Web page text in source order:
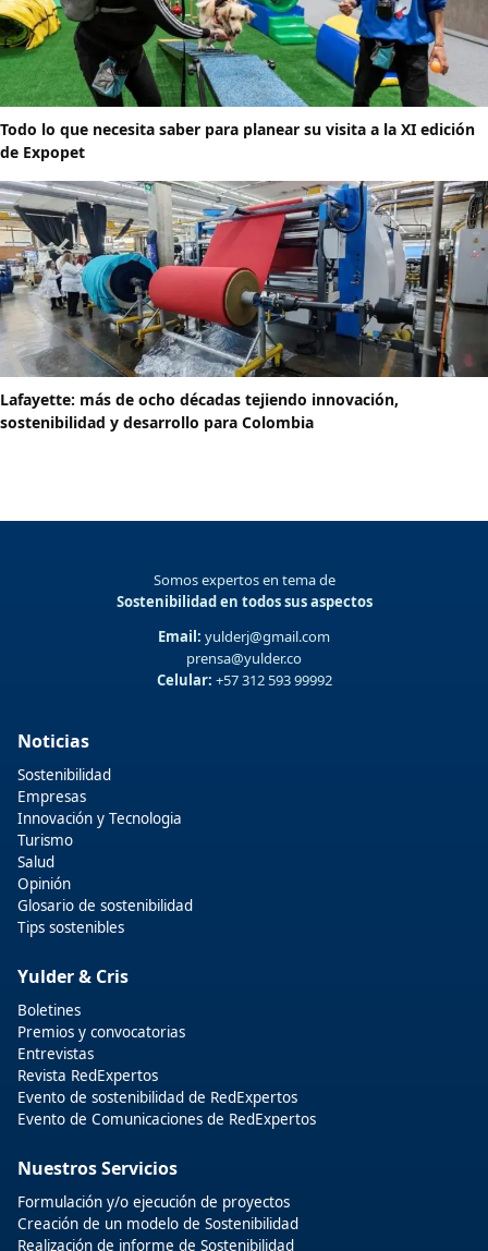
Todo lo que necesita saber para planear su visita a la XI edición
de Expopet
Lafayette: más de ocho décadas tejiendo innovación,
sostenibilidad y desarrollo para Colombia
Somos expertos en tema de
Sostenibilidad en todos sus aspectos
Email: yulderj@gmail.com
prensa@yulder.co
Celular: +57 312 593 99992
Noticias
Sostenibilidad
Empresas
Innovación y Tecnologia
Turismo
Salud
Opinión
Glosario de sostenibilidad
Tips sostenibles
Yulder & Cris
Boletines
Premios y convocatorias
Entrevistas
Revista RedExpertos
Evento de sostenibilidad de RedExpertos
Evento de Comunicaciones de RedExpertos
Nuestros Servicios
Formulación y/o ejecución de proyectos
Creación de un modelo de Sostenibilidad
Realización de informe de Sostenibilidad